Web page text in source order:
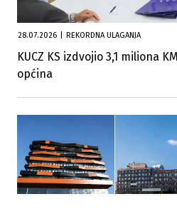
28.07.2026 REKORDNA ULAGANJA
KUCZ KS izdvojio 3,1 miliona
općina